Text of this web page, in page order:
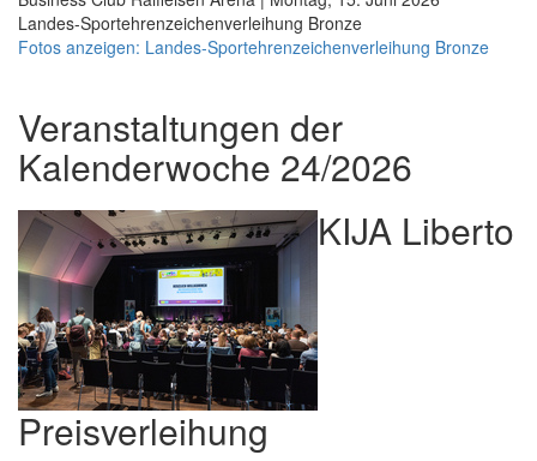
Landes-Sportehrenzeichenverleihung Bronze
Fotos anzeigen: Landes-Sportehrenzeichenverleihung Bronze
Veranstaltungen der
Kalenderwoche 24/2026
KIJA Liberto
Preisverleihung